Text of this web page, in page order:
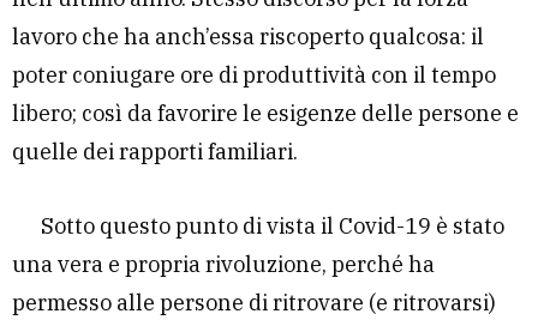
lavoro che ha anch’essa riscoperto qualcosa: il
poter coniugare ore di produttività con il tempo
libero; così da favorire le esigenze delle persone e
quelle dei rapporti familiari.
Sotto questo punto di vista il Covid-19 è stato
una vera e propria rivoluzione, perché ha
permesso alle persone di ritrovare (e ritrovarsi)